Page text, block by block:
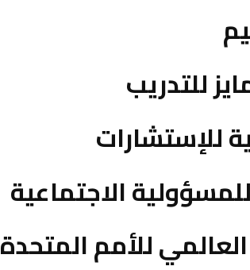
للتدريب
للإستشارات
الاجتماعية
للأمم المتحدة